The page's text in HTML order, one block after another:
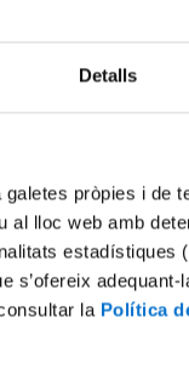
Detalls
pròpies i de
al lloc web amb
s’ofereix
la Política
Try again